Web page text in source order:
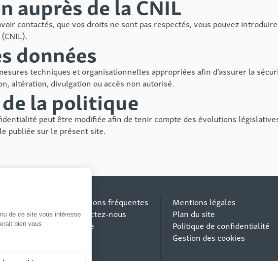
auprès de la CNIL
contactés, que vos droits ne sont pas respectés, vous pouvez
données
techniques et organisationnelles appropriées afin d’assurer la
altération, divulgation ou accès non autorisé.
la politique
peut être modifiée afin de tenir compte des évolutions
publiée sur le présent site.
Questions fréquentes
Contactez-nous
Presse
Mentions légales
Plan du site
Politique de confidentialité
Gestion des cookies